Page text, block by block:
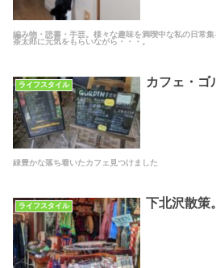
編み物・読書・手芸。様々な趣味を満喫中な私の日常
茶太郎に元気をもらいながら・・・。
ライフスタイル カフェ・ゴ
緑豊かな落ち着いたカフェ見つけました
ライフスタイル 下北沢散策。